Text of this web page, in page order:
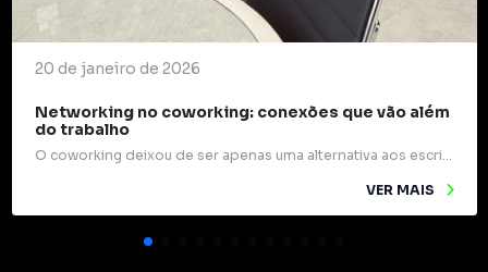
20 de janeiro de 2026
Networking no coworking: conexões que vão além
do trabalho
O coworking deixou de ser apenas uma alternativa aos escritórios tradicionais e passou a ocupar um papel estratégico na forma como profissionais e empresas se relacionam. Mais do que mesas compartilhadas e internet rápida, esses espaços são verdadeiros pontos de encontro para ideias, experiências e oportunidades. Um dos grandes diferenciais do coworking é o networking […]
VER MAIS